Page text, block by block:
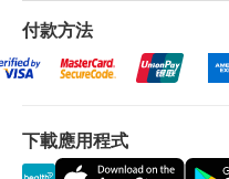
其是心臟、腦部和皮膚
中奧米加3脂肪酸的份
化，有助預防年幼犬患
產地
加拿大
貨品質量保證，於
退換條款：
付款方法
下載應用程式